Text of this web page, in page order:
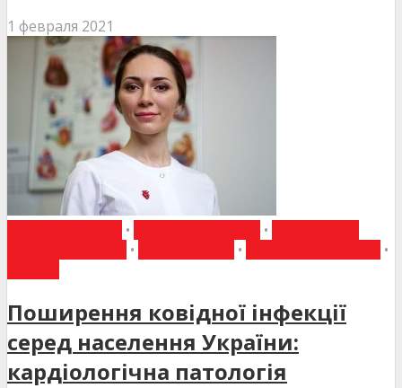
1 февраля 2021
• •
• •
•
Поширення ковідної інфекції
серед населення України:
кардіологічна патологія